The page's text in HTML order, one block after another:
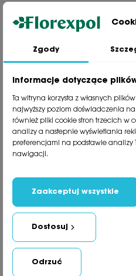
Jesteśmy wiodącą firmą wysyłkową
30 lat dzielimy się z naszymi Klientami
81 533 23 05
phone81 533 30 50
phone 81 533 82 20
Polecane kategorie
Informacje
Social Media
Zgody
Informacje dotyczące
Ta witryna korzysta z własnych
najwyższy poziom doświadczenia na
również pliki cookie stron trzecich w
analizy a nastepnie wyświetlania
preferencjami na podstawie analizy
nawigacji.
Odrzuć
Dostosuj
Zaakceptuj wszystkie